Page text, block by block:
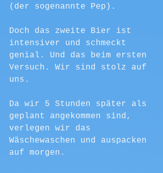
(der sogenannte Pep).
Doch das zweite Bier ist
intensiver und schmeckt
genial. Und das beim ersten
Versuch. Wir sind stolz auf
uns.
Da wir 5 Stunden später als
geplant angekommen sind,
verlegen wir das
Wäschewaschen und auspacken
auf morgen.